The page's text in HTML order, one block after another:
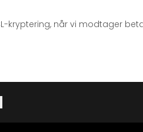
kryptering, når vi modtager